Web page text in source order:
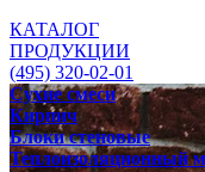
КАТАЛОГ
ПРОДУКЦИИ
(495) 320-02-01
Сухие смеси
Кирпич
Блоки стеновые
Теплоизоляционный